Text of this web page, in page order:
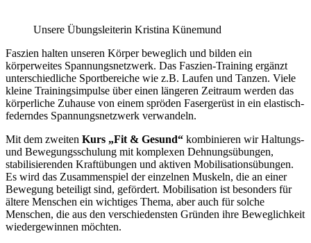
Unsere Übungsleiterin Kristina Künemund
Faszien halten unseren Körper beweglich und bilden ein
körperweites Spannungsnetzwerk. Das Faszien-Training ergänzt
unterschiedliche Sportbereiche wie z.B. Laufen und Tanzen. Viele
kleine Trainingsimpulse über einen längeren Zeitraum werden das
körperliche Zuhause von einem spröden Fasergerüst in ein elastisch-
federndes Spannungsnetzwerk verwandeln.
Mit dem zweiten Kurs „Fit & Gesund“ kombinieren wir Haltungs-
und Bewegungsschulung mit komplexen Dehnungsübungen,
stabilisierenden Kraftübungen und aktiven Mobilisationsübungen.
Es wird das Zusammenspiel der einzelnen Muskeln, die an einer
Bewegung beteiligt sind, gefördert. Mobilisation ist besonders für
ältere Menschen ein wichtiges Thema, aber auch für solche
Menschen, die aus den verschiedensten Gründen ihre Beweglichkeit
wiedergewinnen möchten.